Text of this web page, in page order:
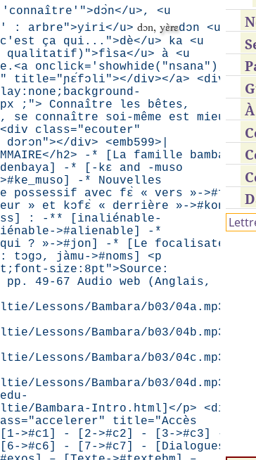
u>, <u
arbre">yiri</u> dɔn,yɛ̀rɛdɔn <u
ça qui...">dè</u> ka <u
u> à <u
onclick='showhide("nsana");'>
title="ɲɛ́fɔli"></div></a> <div
;"> Connaître les bêtes,
connaître soi-même est mieux
class="ecouter"
div> <emb599>|
h2> -* [La famille bambara
-* [-kɛ and -muso
-* Nouvelles
avec fɛ̀ « vers »->#fe]
» et kɔfɛ̀ « derrière »->#kono]
: -** [inaliénable-
>#alienable] -*
? »->#jon] -* [Le focalisateur
tɔgɔ, jàmu->#noms] <p
size:8pt">Source:
pp. 49-67 Audio web (Anglais,
Lessons/Bambara/b03/04a.mp3],
Lessons/Bambara/b03/04b.mp3],
Lessons/Bambara/b03/04c.mp3],
Lessons/Bambara/b03/04d.mp3]
Bambara-Intro.html]</p> <div
title="Accès
[1->#c1] - [2->#c2] - [3->#c3] -
>#c6] - [7->#c7] - [Dialogues-